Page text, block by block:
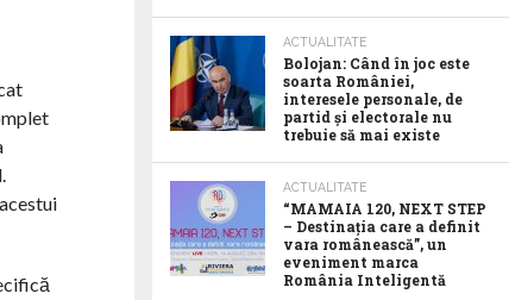
ACTUALITATE
Bolojan: Când în joc este
soarta României,
interesele personale, de
partid și electorale nu
trebuie să mai existe
ACTUALITATE
“MAMAIA 120, NEXT STEP
– Destinația care a definit
vara românească”, un
eveniment marca
România Inteligentă